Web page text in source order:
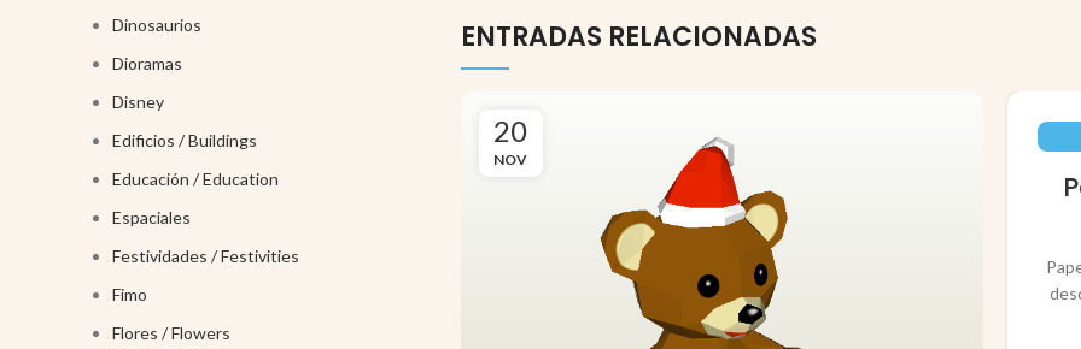
ENTRADAS RELACIONADAS
20
NOV
Dinosaurios
Dioramas
Disney
Edificios / Buildings
Educación / Education
Espaciales
Festividades / Festivities
Fimo
Flores / Flowers